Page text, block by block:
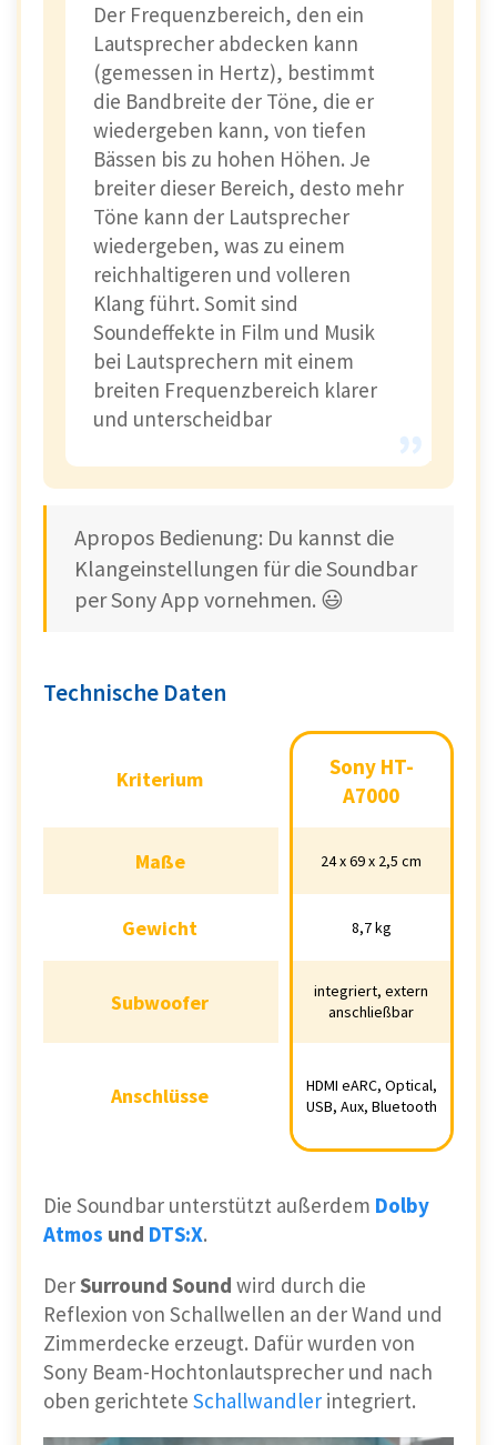
Der Frequenzbereich, den ein
Lautsprecher abdecken kann
(gemessen in Hertz), bestimmt
die Bandbreite der Töne, die er
wiedergeben kann, von tiefen
Bässen bis zu hohen Höhen. Je
breiter dieser Bereich, desto mehr
Töne kann der Lautsprecher
wiedergeben, was zu einem
reichhaltigeren und volleren
Klang führt. Somit sind
Soundeffekte in Film und Musik
bei Lautsprechern mit einem
breiten Frequenzbereich klarer
und unterscheidbar
Apropos Bedienung: Du kannst die
Klangeinstellungen für die Soundbar
per Sony App vornehmen. 😃
Technische Daten
Kriterium
Sony HT-
A7000
24 x 69 x 2,5 cm
Gewicht 8,7 kg
Subwoofer
integriert, extern
anschließbar
Anschlüsse
HDMI eARC,
Optical, USB, Aux,
Bluetooth
Sony HT-
A7000
24 x 69 x 2,5 cm
8,7 kg
integriert, extern
anschließbar
HDMI eARC, Optical,
USB, Aux, Bluetooth
Kriterium
Maße
Gewicht
Subwoofer
Anschlüsse
Die Soundbar unterstützt außerdem Dolby
Atmos und DTS:X.
DerSurround Sound wird durch die
Reflexion von Schallwellen an der Wand und
Zimmerdecke erzeugt. Dafür wurden von
Sony Beam-Hochtonlautsprecher und nach
oben gerichtete Schallwandler integriert.